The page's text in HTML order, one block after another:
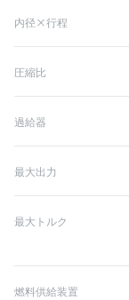
内径×行程
圧縮比
過給器
最大出力
最大トルク
燃料供給装置